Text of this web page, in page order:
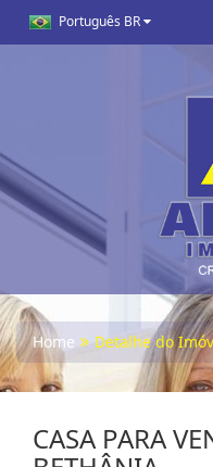
Português BR
Home Detalhe do
CASA PARA